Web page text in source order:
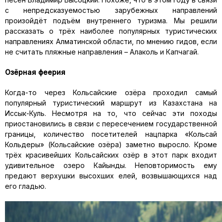
с непредсказуемостью зарубежных направлений
произойдёт подъём внутреннего туризма. Мы решили
рассказать о трёх наиболее популярных туристических
направлениях Алматинской области, по мнению гидов, если
не считать пляжные направления – Алаколь и Капчагай.
Озёрная феерия
Когда-то через Кольсайские озёра проходил самый
популярный туристический маршрут из Казахстана на
Иссык-Куль. Несмотря на то, что сейчас эти походы
приостановились в связи с пересечением государственной
границы, количество посетителей нацпарка «Кольсай
Кольдеры» (Кольсайские озёра) заметно выросло. Кроме
трёх красивейших Кольсайских озёр в этот парк входит
удивительное озеро Кайынды. Неповторимость ему
предают верхушки высохших елей, возвышающихся над
его гладью.